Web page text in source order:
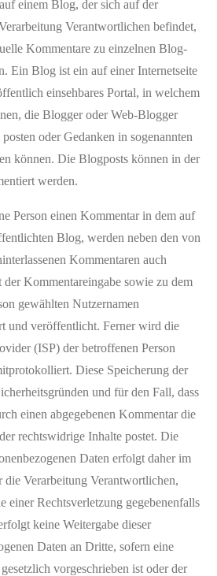
einem Blog, der sich auf der
Verantwortlichen befindet,
Kommentare zu einzelnen Blog-
Ein Blog ist ein auf einer Internetseite
einsehbares Portal, in welchem
die Blogger oder Web-Blogger
oder Gedanken in sogenannten
können. Die Blogposts können in der
werden.
Person einen Kommentar in dem auf
Blog, werden neben den von
Kommentaren auch
Kommentareingabe sowie zu dem
gewählten Nutzernamen
und veröffentlicht. Ferner wird die
(ISP) der betroffenen Person
Diese Speicherung der
und für den Fall, dass
einen abgegebenen Kommentar die
rechtswidrige Inhalte postet. Die
Daten erfolgt daher im
die Verarbeitung Verantwortlichen,
einer Rechtsverletzung gegebenenfalls
keine Weitergabe dieser
Daten an Dritte, sofern eine
vorgeschrieben ist oder der